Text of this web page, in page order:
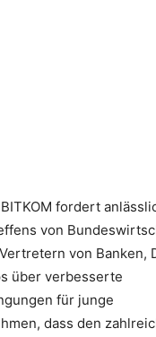
fordert
von
von Banken,
über verbesserte
für junge
dass den